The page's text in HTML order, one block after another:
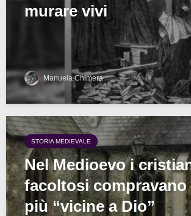
murare vivi
Manuela Chimera
STORIA MEDIEVALE
Nel Medioevo i
facoltosi compravano
più “vicine a Dio”